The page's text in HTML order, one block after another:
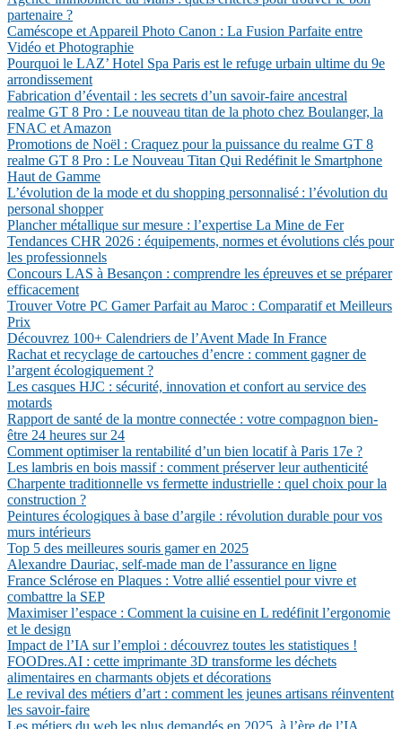
partenaire ?
Caméscope et Appareil Photo Canon : La Fusion Parfaite entre
Vidéo et Photographie
Pourquoi le LAZ’ Hotel Spa Paris est le refuge urbain ultime du 9e
arrondissement
Fabrication d’éventail : les secrets d’un savoir-faire ancestral
realme GT 8 Pro : Le nouveau titan de la photo chez Boulanger, la
FNAC et Amazon
Promotions de Noël : Craquez pour la puissance du realme GT 8
realme GT 8 Pro : Le Nouveau Titan Qui Redéfinit le Smartphone
Haut de Gamme
L’évolution de la mode et du shopping personnalisé : l’évolution du
personal shopper
Plancher métallique sur mesure : l’expertise La Mine de Fer
Tendances CHR 2026 : équipements, normes et évolutions clés pour
les professionnels
Concours LAS à Besançon : comprendre les épreuves et se préparer
efficacement
Trouver Votre PC Gamer Parfait au Maroc : Comparatif et Meilleurs
Prix
Découvrez 100+ Calendriers de l’Avent Made In France
Rachat et recyclage de cartouches d’encre : comment gagner de
l’argent écologiquement ?
Les casques HJC : sécurité, innovation et confort au service des
motards
Rapport de santé de la montre connectée : votre compagnon bien-
être 24 heures sur 24
Comment optimiser la rentabilité d’un bien locatif à Paris 17e ?
Les lambris en bois massif : comment préserver leur authenticité
Charpente traditionnelle vs fermette industrielle : quel choix pour la
construction ?
Peintures écologiques à base d’argile : révolution durable pour vos
murs intérieurs
Top 5 des meilleures souris gamer en 2025
Alexandre Dauriac, self-made man de l’assurance en ligne
France Sclérose en Plaques : Votre allié essentiel pour vivre et
combattre la SEP
Maximiser l’espace : Comment la cuisine en L redéfinit l’ergonomie
et le design
Impact de l’IA sur l’emploi : découvrez toutes les statistiques !
FOODres.AI : cette imprimante 3D transforme les déchets
alimentaires en charmants objets et décorations
Le revival des métiers d’art : comment les jeunes artisans réinventent
les savoir-faire
Les métiers du web les plus demandés en 2025, à l’ère de l’IA